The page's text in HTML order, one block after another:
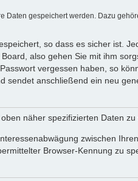
gespeichert werden. Dazu
so dass es sicher ist.
also gehen Sie mit ihm
vergessen haben, so
anschließend ein neu
näher spezifizierten Daten
zwischen
Browser-Kennung zu